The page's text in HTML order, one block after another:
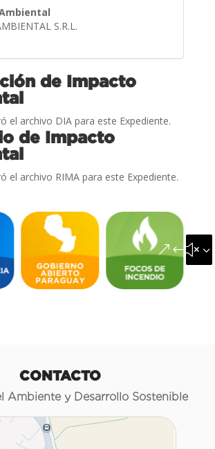
S.R.L.
de Impacto
el archivo DIA para este Expediente.
de Impacto
el archivo RIMA para este Expediente.
CONTACTO
Ambiente y Desarrollo Sostenible